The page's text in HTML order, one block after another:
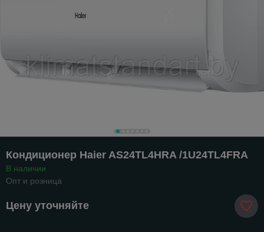
Кондиционер Haier AS24TL4HRA /1U24TL4FRA
В наличии
Опт и розница
Цену уточняйте